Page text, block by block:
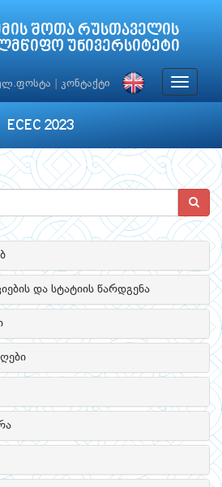
შოთა რუსთაველის
უნივერსიტეტი
კონტაქტი
Toggle
ECEC 2023
და სტატიის წარდგენა